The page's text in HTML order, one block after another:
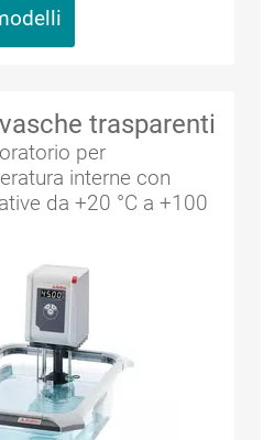
trasparenti
per
interne con
da +20 °C a +100